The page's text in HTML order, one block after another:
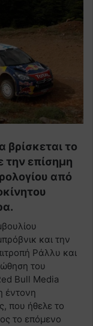
το
επίσημη
από
και την
Ράλλυ και
του
Bull Media
έντονη
που ήθελε το
το επόμενο